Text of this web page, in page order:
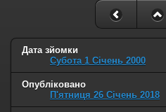
Дата зйомки
Субота 1 Січень 2000
Опубліковано
П'ятниця 26 Січень 2018